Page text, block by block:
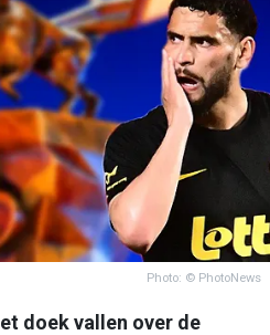
Photo: © PhotoNews
doek vallen over de